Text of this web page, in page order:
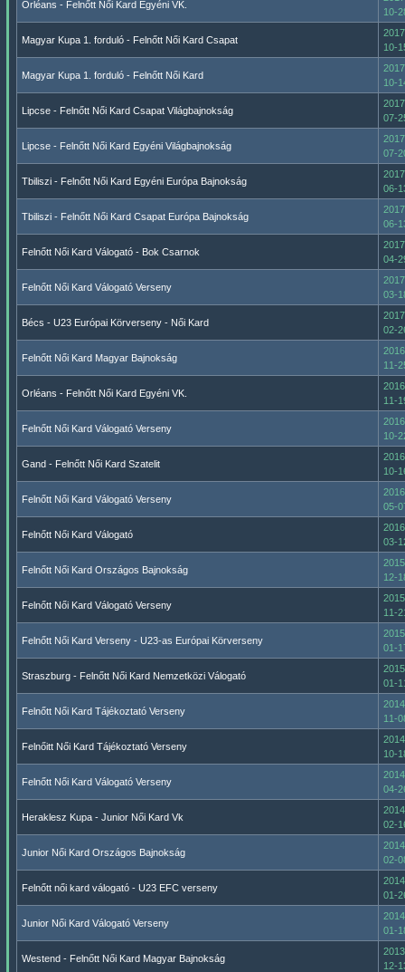
Orléans - Felnőtt Női Kard Egyéni VK.
10-
Magyar Kupa 1. forduló - Felnőtt Női Kard Csapat
10-
Magyar Kupa 1. forduló - Felnőtt Női Kard
10-
Lipcse - Felnőtt Női Kard Csapat Világbajnokság
07-
Lipcse - Felnőtt Női Kard Egyéni Világbajnokság
07-
Tbiliszi - Felnőtt Női Kard Egyéni Európa Bajnokság
06-
Tbiliszi - Felnőtt Női Kard Csapat Európa Bajnokság
06-
Felnőtt Női Kard Válogató - Bok Csarnok
04-
Felnőtt Női Kard Válogató Verseny
03-
Bécs - U23 Európai Körverseny - Női Kard
02-
Felnőtt Női Kard Magyar Bajnokság
11-
Orléans - Felnőtt Női Kard Egyéni VK.
11-
Felnőtt Női Kard Válogató Verseny
10-
Gand - Felnőtt Női Kard Szatelit
10-
Felnőtt Női Kard Válogató Verseny
05-
Felnőtt Női Kard Válogató
03-
Felnőtt Női Kard Országos Bajnokság
12-
Felnőtt Női Kard Válogató Verseny
11-
Felnőtt Női Kard Verseny - U23-as Európai Körverseny
01-
Straszburg - Felnőtt Női Kard Nemzetközi Válogató
01-
Felnőtt Női Kard Tájékoztató Verseny
11-
Felnőitt Női Kard Tájékoztató Verseny
10-
Felnőtt Női Kard Válogató Verseny
04-
Heraklesz Kupa - Junior Női Kard Vk
02-
Junior Női Kard Országos Bajnokság
02-
Felnőtt női kard válogató - U23 EFC verseny
01-
Junior Női Kard Válogató Verseny
01-
Westend - Felnőtt Női Kard Magyar Bajnokság
12-